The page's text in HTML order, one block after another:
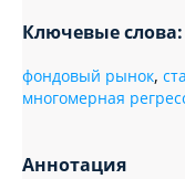
Ключевые слова:
фондовый рынок,
многомерная
Аннотация